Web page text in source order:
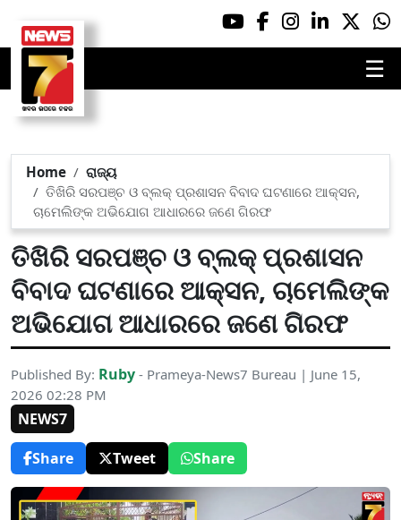
☰
Home
ରାଜ୍ୟ
ତିଖିରି ସରପଞ୍ଚ ଓ ବ୍ଲକ୍ ପ୍ରଶାସନ ବିବାଦ ଘଟଣାରେ ଆକ୍ସନ,
ଚାମେଲିଙ୍କ ଅଭିଯୋଗ ଆଧାରରେ ଜଣେ ଗିରଫ
ତିଖିରି ସରପଞ୍ଚ ଓ ବ୍ଲକ୍ ପ୍ରଶାସନ
ବିବାଦ ଘଟଣାରେ ଆକ୍ସନ, ଚାମେଲିଙ୍କ
ଅଭିଯୋଗ ଆଧାରରେ ଜଣେ ଗିରଫ
Published By: Ruby - Prameya-News7 Bureau | June 15,
2026 02:28 PM
NEWS7
Share
Tweet Share